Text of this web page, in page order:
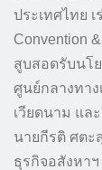
ประเทศไทย
Convention
สูบสอดรับนโ
ศูนย์กลางทา
เวียดนาม แล
นายกีรติ ศตะ
ธุรกิจอสังหา